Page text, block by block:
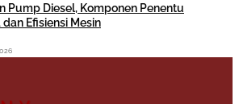
Pump Diesel, Komponen Penentu
dan Efisiensi Mesin